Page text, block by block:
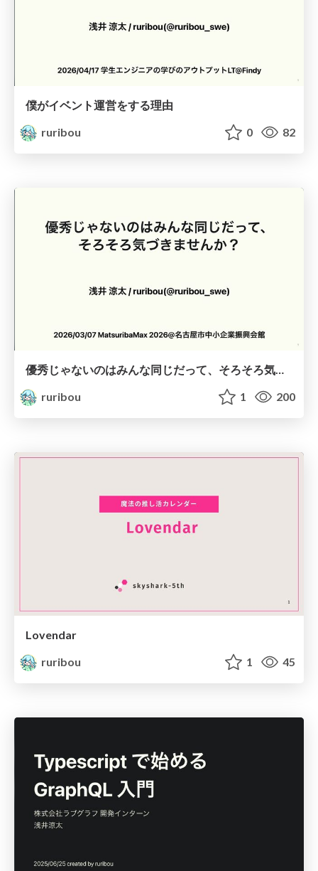
僕がイベント運営をする理由
ruribou
0 82
優秀じゃないのはみんな同じだって、そろそろ気づきませんか？
ruribou
1 200
Lovendar
ruribou
1 45